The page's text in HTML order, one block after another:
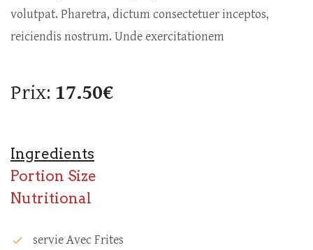
volutpat. Pharetra, dictum consectetuer inceptos,
reiciendis nostrum. Unde exercitationem
Prix: 17.50€
Ingredients
Portion Size
Nutritional
check Servie Avec Frites